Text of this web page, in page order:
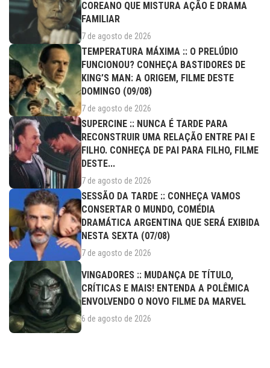
COREANO QUE MISTURA AÇÃO E DRAMA
FAMILIAR
7 de agosto de 2026
TEMPERATURA MÁXIMA :: O PRELÚDIO
FUNCIONOU? CONHEÇA BASTIDORES DE
KING’S MAN: A ORIGEM, FILME DESTE
DOMINGO (09/08)
7 de agosto de 2026
SUPERCINE :: NUNCA É TARDE PARA
RECONSTRUIR UMA RELAÇÃO ENTRE PAI E
FILHO. CONHEÇA DE PAI PARA FILHO, FILME
DESTE...
7 de agosto de 2026
SESSÃO DA TARDE :: CONHEÇA VAMOS
CONSERTAR O MUNDO, COMÉDIA
DRAMÁTICA ARGENTINA QUE SERÁ EXIBIDA
NESTA SEXTA (07/08)
7 de agosto de 2026
VINGADORES :: MUDANÇA DE TÍTULO,
CRÍTICAS E MAIS! ENTENDA A POLÊMICA
ENVOLVENDO O NOVO FILME DA MARVEL
6 de agosto de 2026